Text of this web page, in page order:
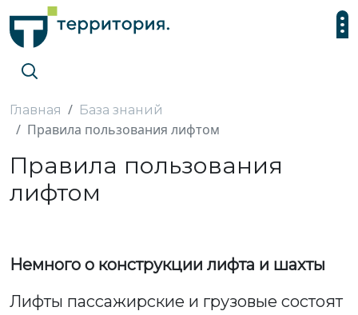
Главная База знаний
Правила пользования лифтом
Правила пользования
лифтом
Немного о конструкции лифта и шахты
Лифты пассажирские и грузовые состоят